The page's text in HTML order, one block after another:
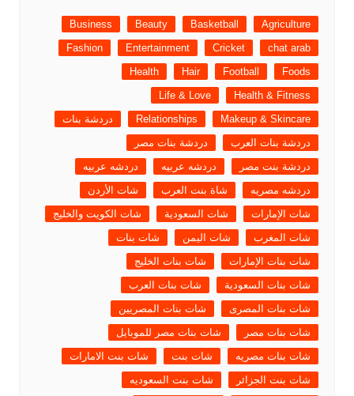
Agriculture
Basketball
Beauty
Business
chat arab
Cricket
Entertainment
Fashion
Foods
Football
Hair
Health
Health & Fitness
Life & Love
Makeup & Skincare
Relationships
دردشة بنات
دردشة بنات العرب
دردشة بنات مصر
دردشة بنت مصر
دردشه عربيه
دردشه عربيه
دردشه مصريه
شاة بنت العرب
شات الأردن
شات الإمارات
شات السعودية
شات الكويت والخليج
شات المغرب
شات اليمن
شات بنات
شات بنات الإمارات
شات بنات الخليج
شات بنات السعودية
شات بنات العرب
شات بنات المصرى
شات بنات المصريين
شات بنات مصر
شات بنات مصر للموبايل
شات بنات مصريه
شات بنت
شات بنت الامارات
شات بنت الجزائر
شات بنت السعوديه